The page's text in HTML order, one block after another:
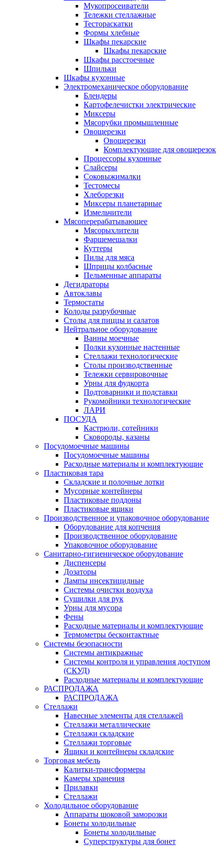
Мукопросеиватели
Тележки стеллажные
Тестораскатки
Формы хлебные
Шкафы пекарские
Шкафы пекарские
Шкафы расстоечные
Шпильки
Шкафы кухонные
Электромеханическое оборудование
Блендеры
Картофелечистки электрические
Миксеры
Мясорубки промышленные
Овощерезки
Овощерезки
Комплектующие для овощерезок
Процессоры кухонные
Слайсеры
Соковыжималки
Тестомесы
Хлеборезки
Миксеры планетарные
Измельчители
Мясоперерабатывающее
Мясорыхлители
Фаршемешалки
Куттеры
Пилы для мяса
Шприцы колбасные
Пельменные аппараты
Дегидраторы
Автоклавы
Термостаты
Колоды разрубочные
Столы для пиццы и салатов
Нейтральное оборудование
Ванны моечные
Полки кухонные настенные
Стеллажи технологические
Столы производственные
Тележки сервировочные
Урны для фудкорта
Подтоварники и подставки
Рукомойники технологические
ЛАРИ
ПОСУДА
Кастрюли, сотейники
Сковороды, казаны
Посудомоечные машины
Посудомоечные машины
Расходные материалы и комплектующие
Пластиковая тара
Складские и полочные лотки
Мусорные контейнеры
Пластиковые поддоны
Пластиковые ящики
Производственное и упаковочное оборудование
Оборудование для копчения
Производственное оборудование
Упаковочное оборудование
Санитарно-гигиеническое оборудование
Диспенсеры
Дозаторы
Лампы инсектицидные
Системы очистки воздуха
Сушилки для рук
Урны для мусора
Фены
Расходные материалы и комплектующие
Термометры бесконтактные
Системы безопасности
Системы антикражные
Системы контроля и управления доступом
(СКУД)
Расходные материалы и комплектующие
РАСПРОДАЖА
РАСПРОДАЖА
Стеллажи
Навесные элементы для стеллажей
Стеллажи металлические
Стеллажи складские
Стеллажи торговые
Ящики и контейнеры складские
Торговая мебель
Калитки-трансформеры
Камеры хранения
Прилавки
Стеллажи
Холодильное оборудование
Аппараты шоковой заморозки
Бонеты холодильные
Бонеты холодильные
Суперструктуры для бонет